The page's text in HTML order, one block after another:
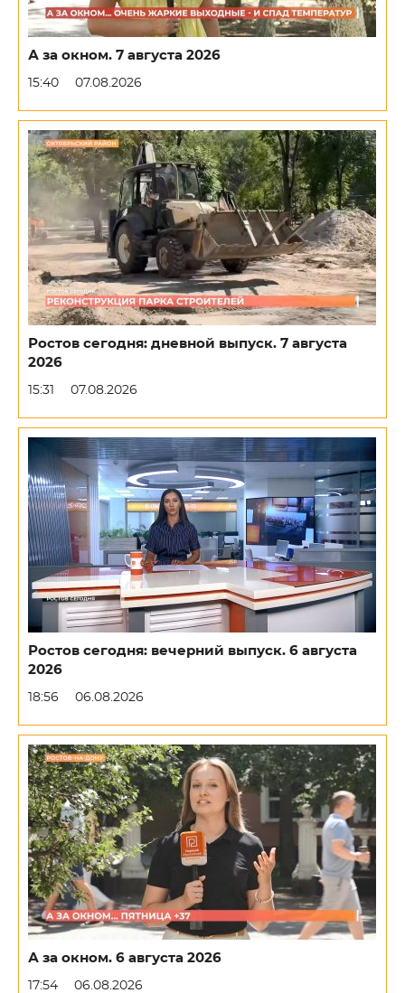
А за окном. 7 августа 2026
15:40 07.08.2026
Ростов сегодня: дневной выпуск. 7 августа
2026
15:31 07.08.2026
Ростов сегодня: вечерний выпуск. 6 августа
2026
18:56 06.08.2026
А за окном. 6 августа 2026
17:54 06.08.2026